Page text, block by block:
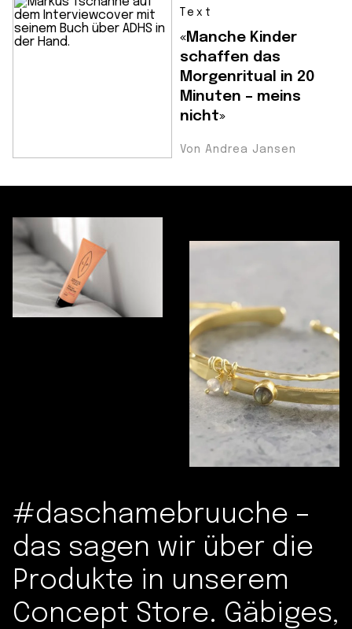
Text
«Manche Kinder
schaffen das
Morgenritual in 20
Minuten – meins
nicht»
Von Andrea Jansen
#daschamebruuche –
das sagen wir über die
Produkte in unserem
Concept Store. Gäbiges,